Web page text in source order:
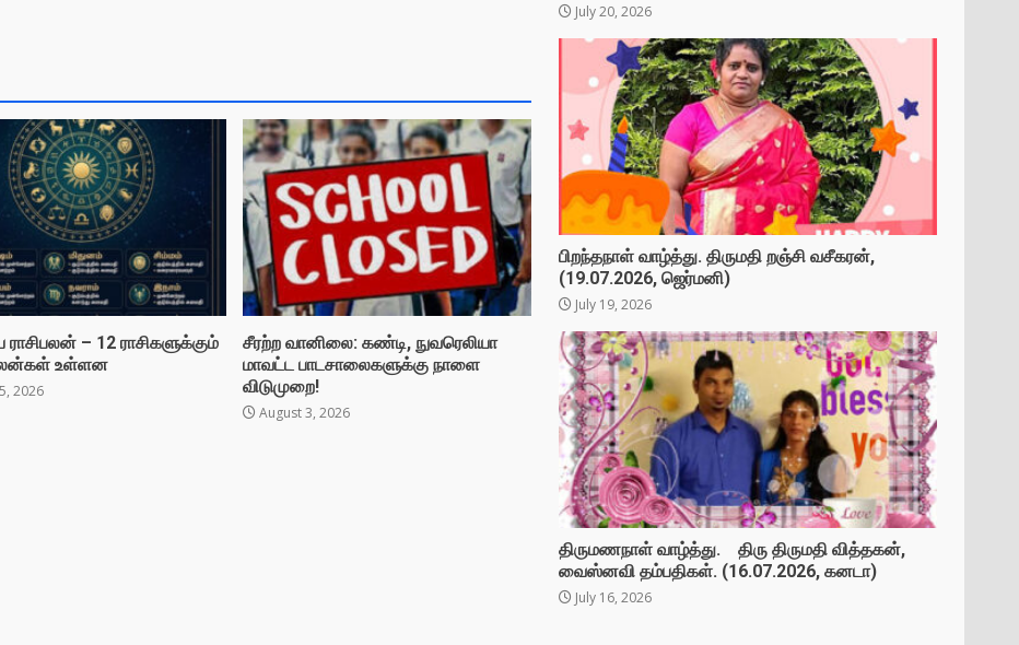
– 12 ராசிகளுக்கும்
உள்ளன
2026
சீரற்ற வானிலை: கண்டி, நுவரெலியா
மாவட்ட பாடசாலைகளுக்கு நாளை
விடுமுறை!
August 3, 2026
July 20, 2026
பிறந்தநாள் வாழ்த்து. திருமதி றஞ்சி வசீகரன்,
(19.07.2026, ஜெர்மனி)
July 19, 2026
திருமணநாள் வாழ்த்து. திரு திருமதி வித்தகன்,
வைஸ்னவி தம்பதிகள். (16.07.2026, கனடா)
July 16, 2026